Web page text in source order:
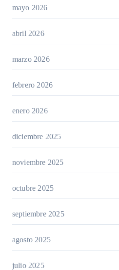
mayo 2026
abril 2026
marzo 2026
febrero 2026
enero 2026
diciembre 2025
noviembre 2025
octubre 2025
septiembre 2025
agosto 2025
julio 2025